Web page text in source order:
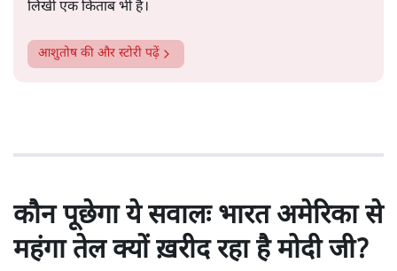
लिखी एक किताब भी है।
आशुतोषकी और स्टोरी पढ़ें
कौन पूछेगा ये सवालः भारत अमेरिका से
महंगा तेल क्यों ख़रीद रहा है मोदी जी?